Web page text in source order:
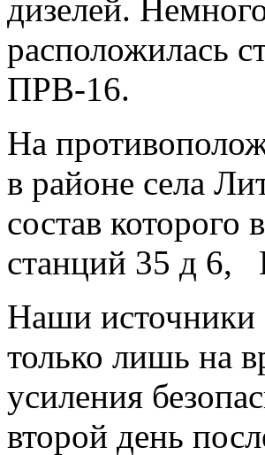
дизелей.
расположилась
ПРВ-16.
На
в районе села
состав
станций 35 д 6,
Наши источники
только лишь на
усиления
второй день